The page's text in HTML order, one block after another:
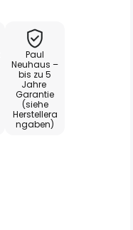
Paul
Neuhaus –
bis zu 5
Jahre
Garantie
(siehe
Herstellera
ngaben)